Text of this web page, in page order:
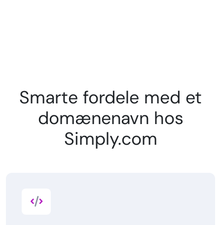
Smarte fordele med et
domænenavn hos
Simply.com